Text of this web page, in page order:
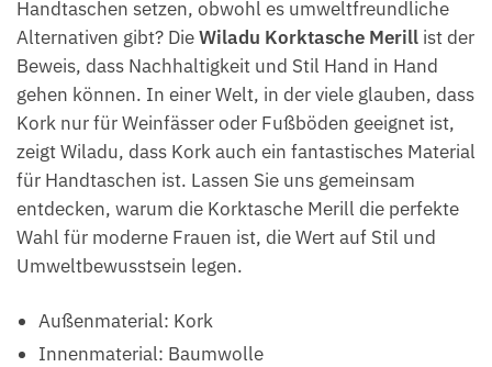
Handtaschen setzen, obwohl es umweltfreundliche
Alternativen gibt? DieWiladu Korktasche Merill ist der
Beweis, dass Nachhaltigkeit und Stil Hand in Hand
gehen können. In einer Welt, in der viele glauben, dass
Kork nur für Weinfässer oder Fußböden geeignet ist,
zeigt Wiladu, dass Kork auch ein fantastisches Material
für Handtaschen ist. Lassen Sie uns gemeinsam
entdecken, warum die Korktasche Merill die perfekte
Wahl für moderne Frauen ist, die Wert auf Stil und
Umweltbewusstsein legen.
Außenmaterial: Kork
Innenmaterial: Baumwolle